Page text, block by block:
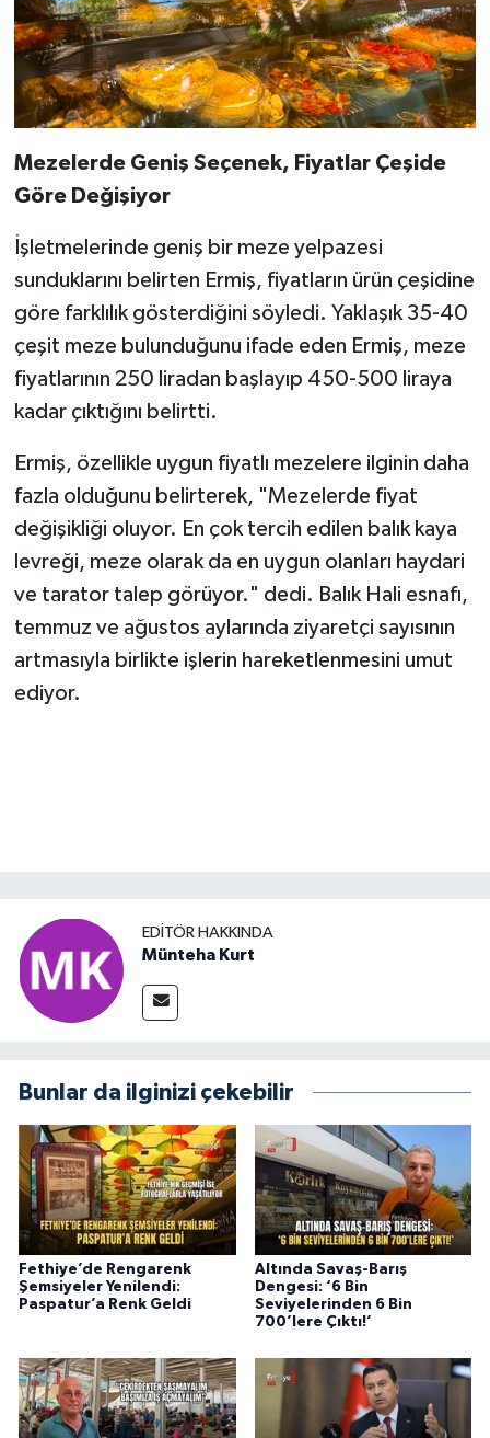
Mezelerde Geniş Seçenek, Fiyatlar Çeşide
Göre Değişiyor
İşletmelerinde geniş bir meze yelpazesi
sunduklarını belirten Ermiş, fiyatların ürün çeşidine
göre farklılık gösterdiğini söyledi. Yaklaşık 35-40
çeşit meze bulunduğunu ifade eden Ermiş, meze
fiyatlarının 250 liradan başlayıp 450-500 liraya
kadar çıktığını belirtti.
Ermiş, özellikle uygun fiyatlı mezelere ilginin daha
fazla olduğunu belirterek, "Mezelerde fiyat
değişikliği oluyor. En çok tercih edilen balık kaya
levreği, meze olarak da en uygun olanları haydari
ve tarator talep görüyor." dedi. Balık Hali esnafı,
temmuz ve ağustos aylarında ziyaretçi sayısının
artmasıyla birlikte işlerin hareketlenmesini umut
ediyor.
EDITÖR HAKKINDA
Münteha Kurt
Bunlar da ilginizi çekebilir
Fethiye’de Rengarenk
Şemsiyeler Yenilendi:
Paspatur’a Renk Geldi
Altında Savaş-Barış
Dengesi: ‘6 Bin
Seviyelerinden 6 Bin
700’lere Çıktı!’